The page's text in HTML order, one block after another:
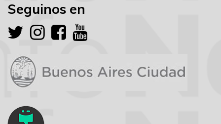
Seguinos en